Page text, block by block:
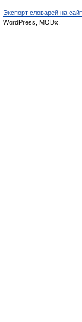
Экспорт словарей на
WordPress, MODx.